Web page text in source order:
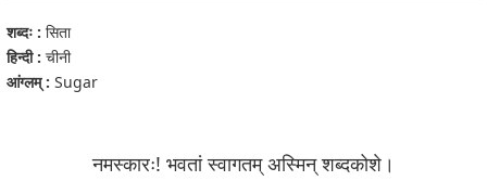
शब्‍दः : सिता
हिन्दी : चीनी
आंग्‍लम् : Sugar
नमस्कारः! भवतां स्वागतम् अस्मिन् शब्‍दकोशे।